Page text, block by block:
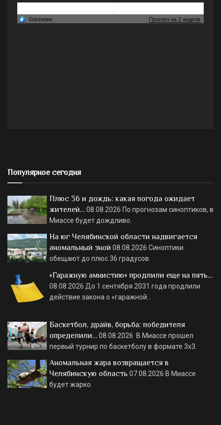
Популярное сегодня
Плюс 36 и дождь: какая погода ожидает
жителей…08.08.2026 По прогнозам синоптиков, в
Миассе будет дождливо.
На юг Челябинской области надвигается
аномальный зной 08.08.2026 Синоптики
обещают до плюс 36 градусов.
«Гаражную амнистию» продлили еще на пять…
08.08.2026 До 1 сентября 2031 года продлили
действие закона о «гаражной…
Баскетбол, драйв, борьба: победителя
определили…08.08.2026 В Миассе прошел
первый турнир по баскетболу в формате 3х3.
Аномальная жара возвращается в
Челябинскую область 07.08.2026 В Миассе
будет жарко.